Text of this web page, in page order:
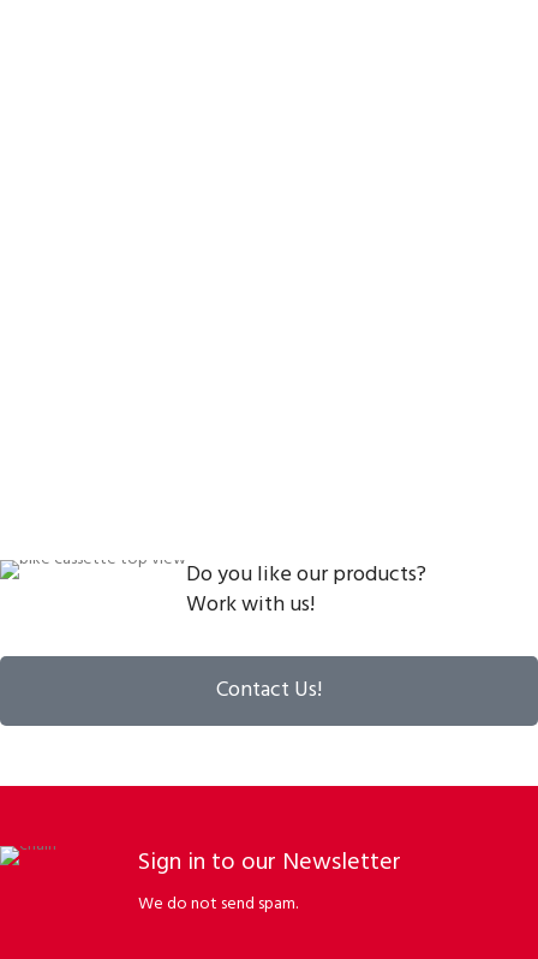
Do you like our products?
Work with us!
Contact Us!
Sign in to our Newsletter
We do not send spam.